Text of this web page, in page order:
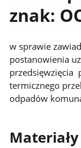
znak:
w sprawie
postanowienia
przedsięwzięcia
termicznego
odpadów
Materiały